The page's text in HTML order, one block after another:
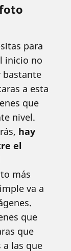
para
inicio no
bastante
a esta
que
nivel.
hay
el
más
va a
que
que
las que